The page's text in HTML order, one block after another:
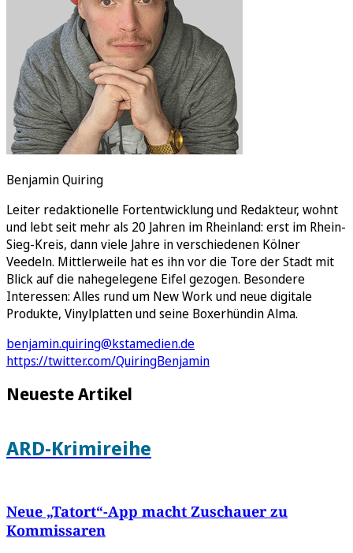
Benjamin Quiring
Leiter redaktionelle Fortentwicklung und Redakteur, wohnt
und lebt seit mehr als 20 Jahren im Rheinland: erst im Rhein-
Sieg-Kreis, dann viele Jahre in verschiedenen Kölner
Veedeln. Mittlerweile hat es ihn vor die Tore der Stadt mit
Blick auf die nahegelegene Eifel gezogen. Besondere
Interessen: Alles rund um New Work und neue digitale
Produkte, Vinylplatten und seine Boxerhündin Alma.
benjamin.quiring@kstamedien.de
https://twitter.com/QuiringBenjamin
Neueste Artikel
ARD-Krimireihe
Neue „Tatort“-App macht Zuschauer zu
Kommissaren